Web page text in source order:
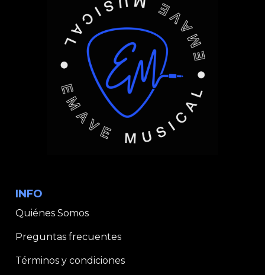
INFO
Quiénes Somos
Preguntas frecuentes
Términos y condiciones